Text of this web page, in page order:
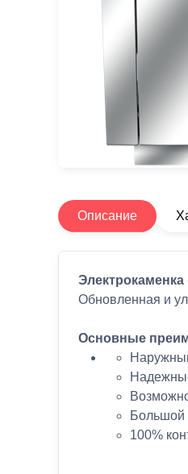
Описание
Обновленная и
Основные
Большой
100%